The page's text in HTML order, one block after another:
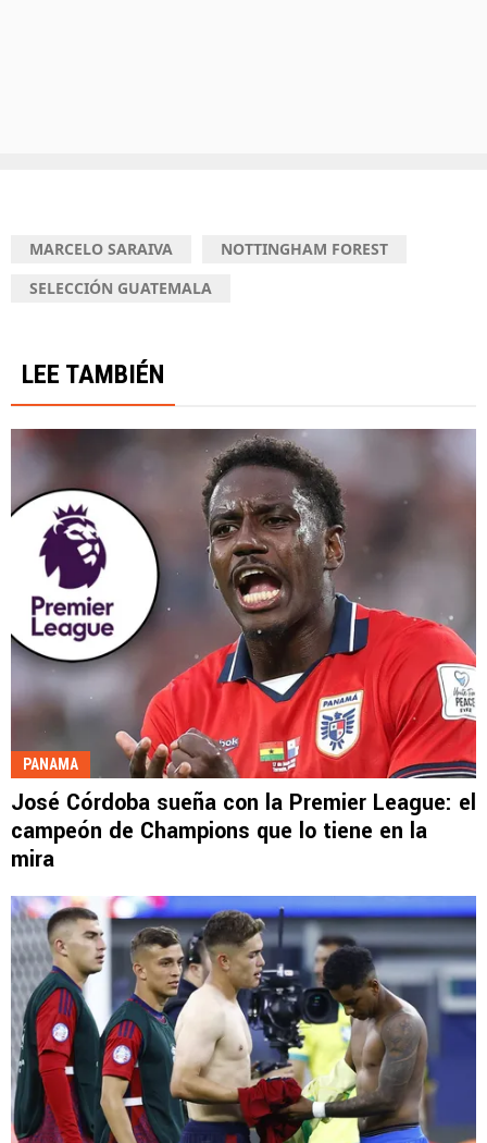
MARCELO SARAIVA
NOTTINGHAM FOREST
SELECCIÓN GUATEMALA
LEE TAMBIÉN
PANAMA
José Córdoba sueña con la Premier League: el
campeón de Champions que lo tiene en la
mira